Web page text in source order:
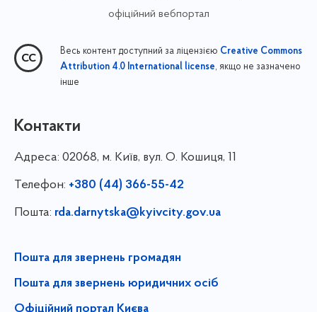
офіційний вебпортал
Весь контент доступний за ліцензією Creative Commons
Attribution 4.0 International license, якщо не зазначено
інше
Контакти
Адреса: 02068, м. Київ, вул. О. Кошиця, 11
Телефон: +380 (44) 366-55-42
Пошта: rda.darnytska@kyivcity.gov.ua
Пошта для звернень громадян
Пошта для звернень юридичних осіб
Офіційний портал Києва